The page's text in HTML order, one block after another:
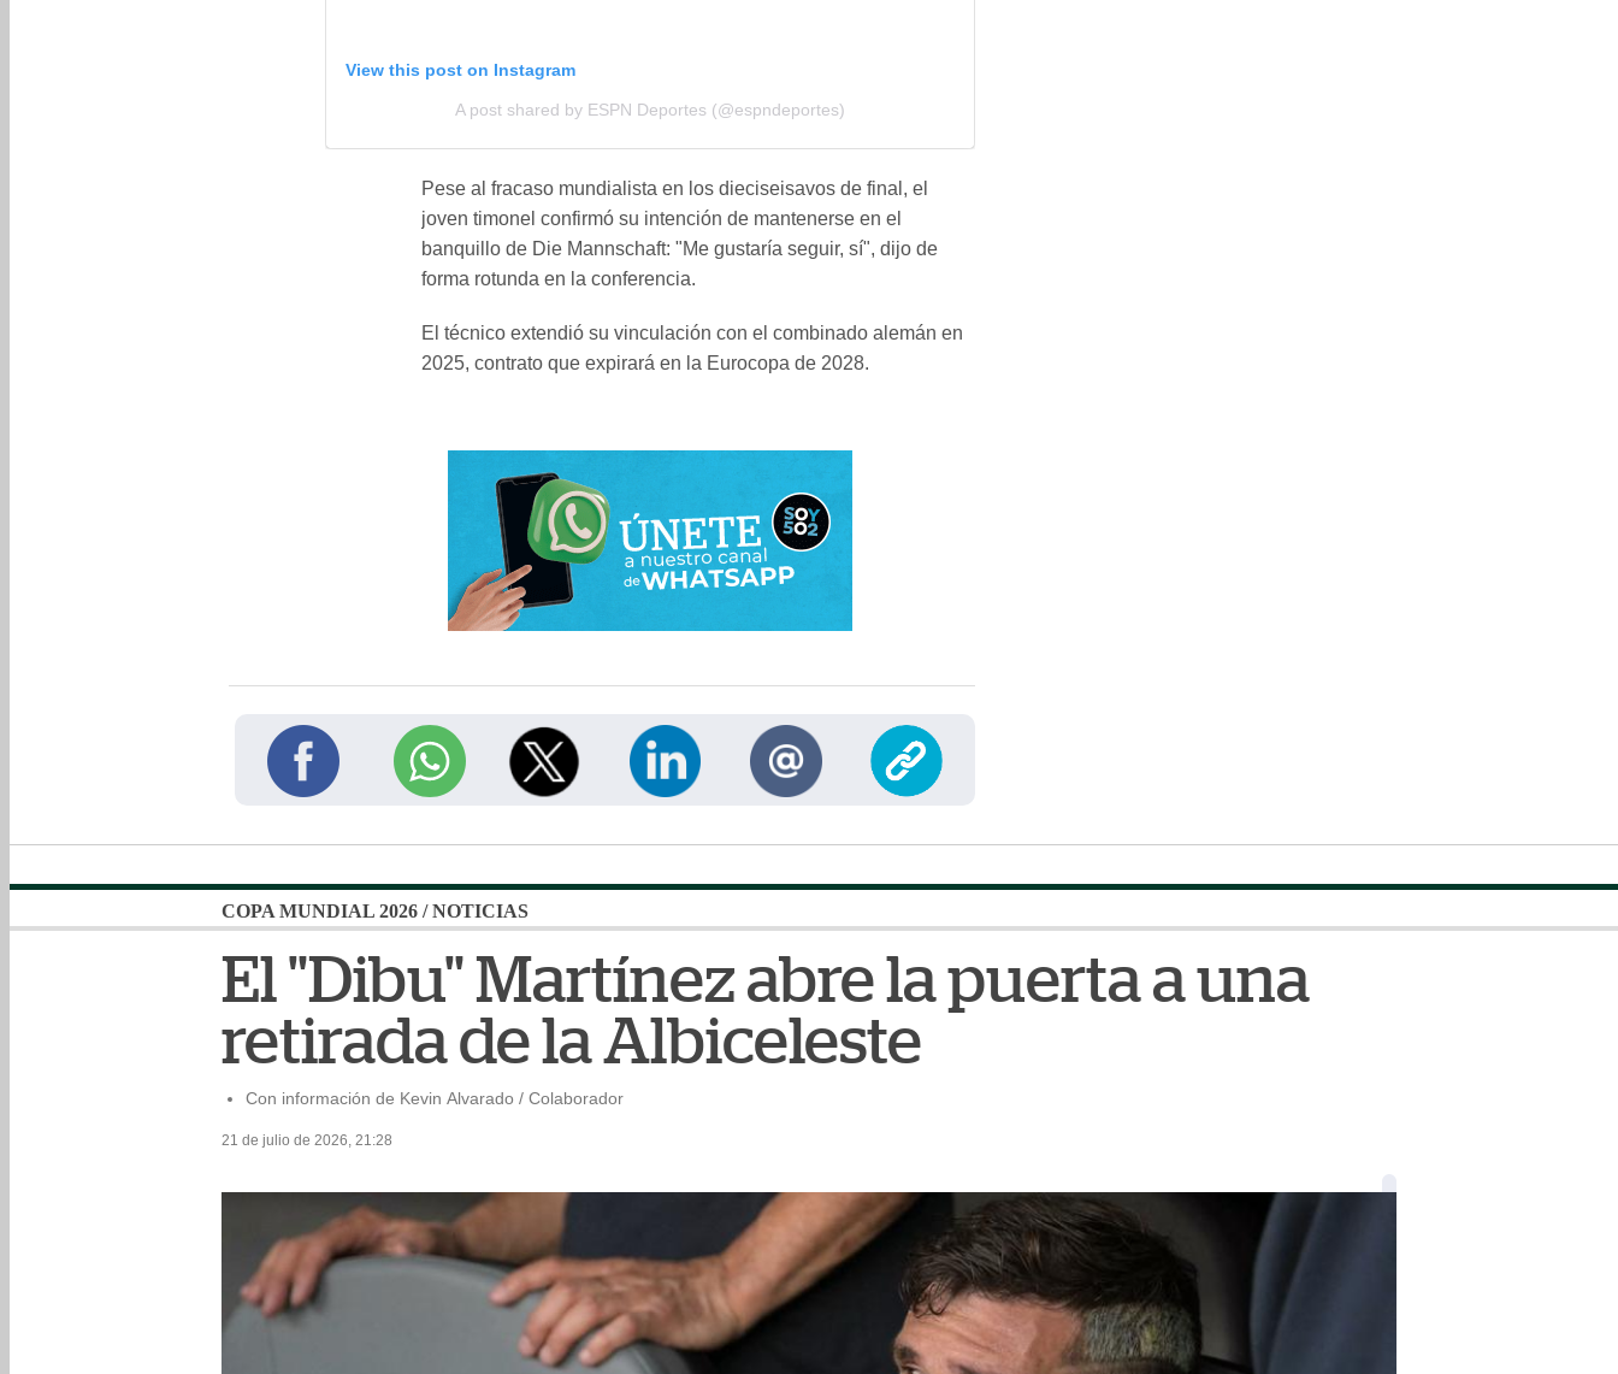
View this post on Instagram
A post shared by ESPN Deportes (@espndeportes)
Pese al fracaso mundialista en los dieciseisavos de final, el
joven timonel confirmó su intención de mantenerse en el
banquillo de Die Mannschaft: "Me gustaría seguir, sí", dijo de
forma rotunda en la conferencia.
El técnico extendió su vinculación con el combinado alemán en
2025, contrato que expirará en la Eurocopa de 2028.
COPA MUNDIAL 2026 /NOTICIAS
El "Dibu" Martínez abre la puerta a una
retirada de la Albiceleste
Con información de Kevin Alvarado / Colaborador
21 de julio de 2026, 21:28